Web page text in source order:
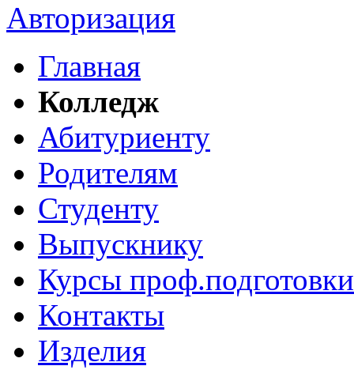
Авторизация
Главная
Колледж
Абитуриенту
Родителям
Студенту
Выпускнику
Курсы проф.подготовки
Контакты
Изделия